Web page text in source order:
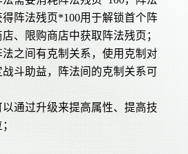
阵法残页*100用于解锁首个阵
、限购商店中获取阵法残页；
之间有克制关系，使用克制对
斗助益，阵法间的克制关系可
通过升级来提高属性、提高技